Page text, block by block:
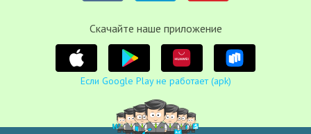
Cкачайте наше приложение
Если Google Play не работает (apk)